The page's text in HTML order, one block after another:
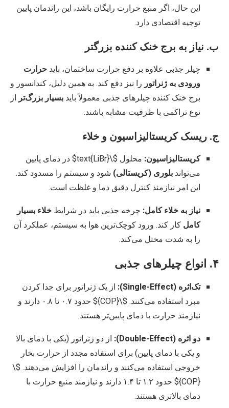
این حال، اگر منبع حرارت رایگان باشد، این راندمان پایین
توجیه اقتصادی دارد.
ب. نیاز به برج خنک کننده بزرگتر
چیلر جذبی علاوه بر دفع حرارت ساختمان، باید حرارت
ورودی به ژنراتوررا نیز دفع کند. به همین دلیل، کندانسور و
برج خنک کننده چیلرهای جذبی معمولاً باید بسیار بزرگ‌تراز
نوع تراکمی با ظرفیت مشابه باشند.
ج. ریسک کریستالیزاسیون و خلاء
کریستالیزاسیون: محلول $\text{LiBr}$
در دمای پایین
می‌تواند بلوری (کریستالی) شود و سیستم را مسدود کند.
این امر نیازمند کنترل دقیق دما و غلظت است.
نیاز به خلاء کامل: چرخه جذبی باید در شرایط خلاء بسیار
کامل کار کند. ورود کوچک‌ترین هوا به سیستم، عملکرد آن
را به شدت مختل می‌کند.
۴. انواع چیلرهای جذبی
تک‌اثره (Single-Effect):
از یک ژنراتور برای جدا کردن
مبرد استفاده می‌کنند. $\{COP}$
حدود ۰.۷ تا ۰.۸ دارند و
نیازمند حرارت با دمای پایین‌تر هستند.
دو اثره (Double-Effect):
از دو ژنراتور (یکی با دمای بالا
و یکی با دمای پایین) برای استفاده مجدد از حرارت بخار
خروجی استفاده می‌کنند و راندمان را افزایش می‌دهند. $\
{COP}$
حدود ۱.۲ تا ۱.۴ دارند و نیازمند منبع حرارت با
دمای بالاتری هستند.